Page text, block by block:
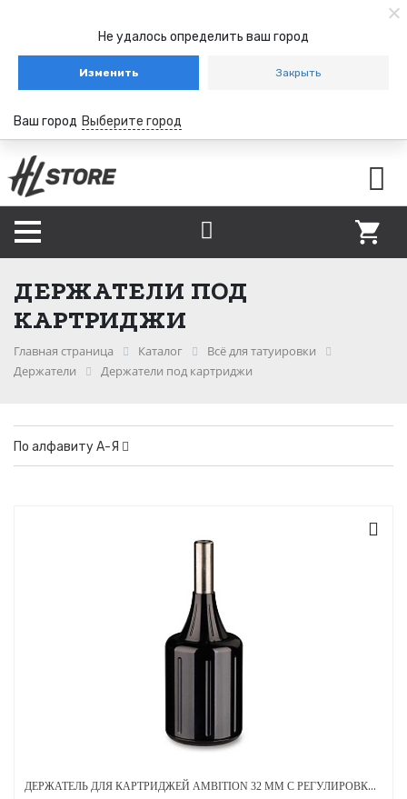
Не удалось определить ваш город
Изменить Закрыть
Ваш город Выберите город
ДЕРЖАТЕЛИ ПОД
КАРТРИДЖИ
Главная страница Каталог
Всё для татуировки
Держатели
Держатели под картриджи
По алфавиту А-Я
ДЕРЖАТЕЛЬ ДЛЯ КАРТРИДЖЕЙ AMBITION 32 ММ С РЕГУЛИРОВКОЙ АЛЮМИНИЕВЫЙ ЧЕРНЫЙ